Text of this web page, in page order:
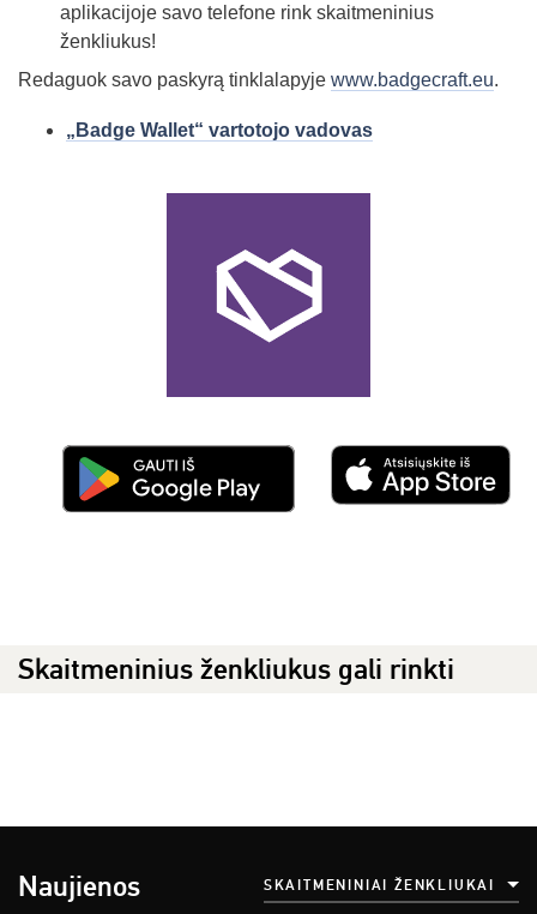
aplikacijoje savo telefone rink skaitmeninius
ženkliukus!
Redaguok savo paskyrą tinklalapyje www.badgecraft.eu.
„Badge Wallet“ vartotojo vadovas
Skaitmeninius ženkliukus gali rinkti
Naujienos SKAITMENINIAI ŽENKLIUKAI